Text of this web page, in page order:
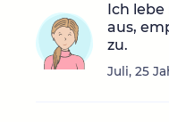
Ich
aus,
zu.
Juli, 25